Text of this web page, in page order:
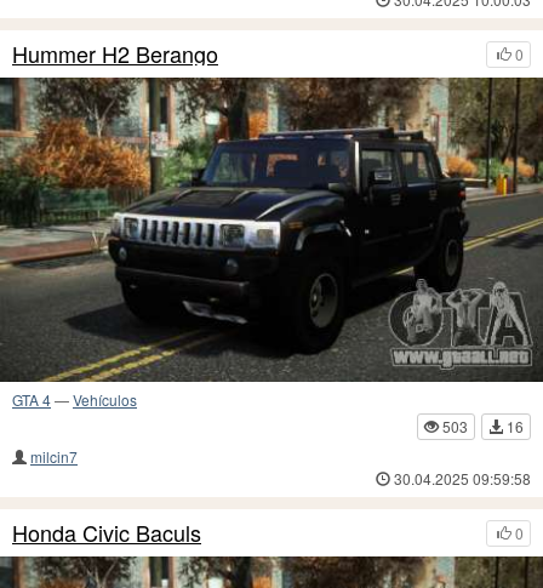
0
Hummer H2 Berango
GTA 4—Vehículos
503
16
milcin7
30.04.2025 09:59:58
0
Honda Civic Baculs